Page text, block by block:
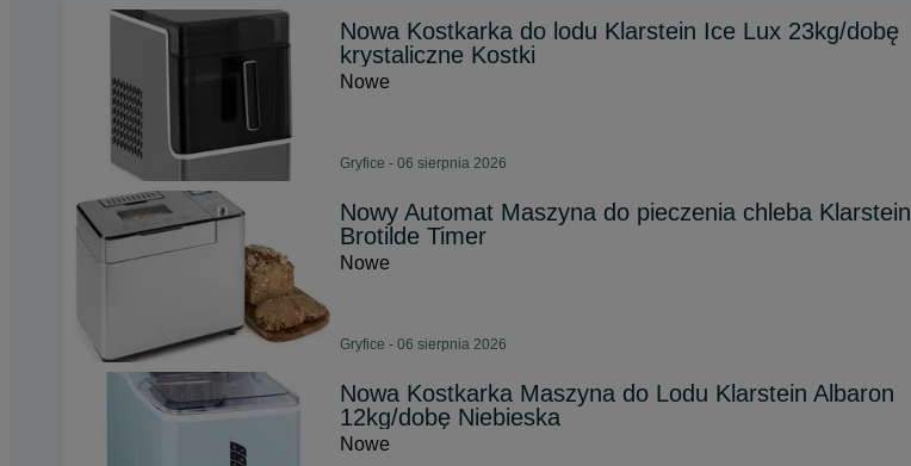
Nowa Kostkarka do lodu Klarstein Ice Lux 23kg/dobę
krystaliczne Kostki
Nowe
Gryfice - 06 sierpnia 2026
Nowy Automat Maszyna do pieczenia chleba Klarstein
Brotilde Timer
Nowe
Gryfice - 06 sierpnia 2026
Nowa Kostkarka Maszyna do Lodu Klarstein Albaron
12kg/dobę Niebieska
Nowe